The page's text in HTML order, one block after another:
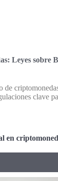
Leyes sobre
de
clave
en